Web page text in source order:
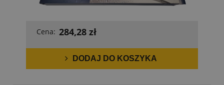
Cena: 284,28 zł
DODAJ DO KOSZYKA